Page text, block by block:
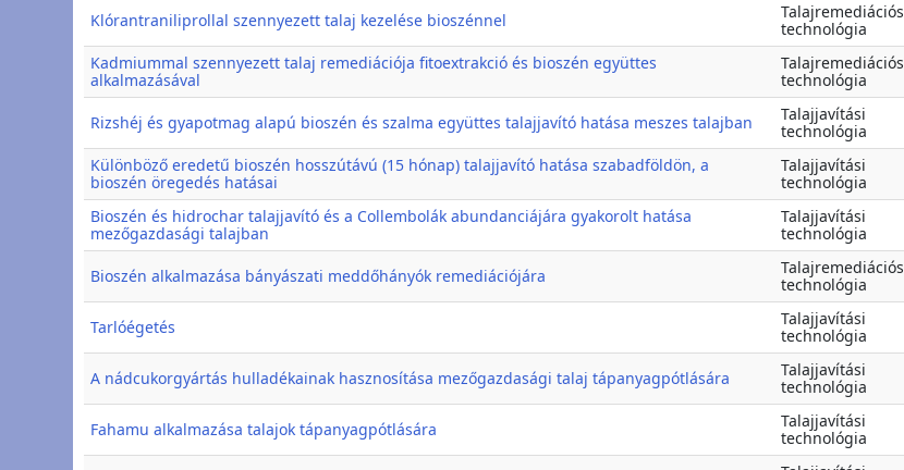
Klórantraniliprollal szennyezett talaj kezelése bioszénnel
Talajremediációs
technológia
Kadmiummal szennyezett talaj remediációja fitoextrakció és bioszén együttes
alkalmazásával
Talajremediációs
technológia
Rizshéj és gyapotmag alapú bioszén és szalma együttes talajjavító hatása meszes talajban
Talajjavítási
technológia
Különböző eredetű bioszén hosszútávú (15 hónap) talajjavító hatása szabadföldön, a
bioszén öregedés hatásai
Talajjavítási
technológia
Bioszén és hidrochar talajjavító és a Collembolák abundanciájára gyakorolt hatása
mezőgazdasági talajban
Talajjavítási
technológia
Bioszén alkalmazása bányászati meddőhányók remediációjára
Talajremediációs
technológia
Tarlóégetés
Talajjavítási
technológia
A nádcukorgyártás hulladékainak hasznosítása mezőgazdasági talaj tápanyagpótlására
Talajjavítási
technológia
Fahamu alkalmazása talajok tápanyagpótlására
Talajjavítási
technológia